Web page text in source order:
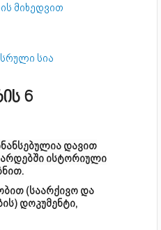
მიხედვით
სია
6
დავით
ისტორიული
(საარქივო და
დოკუმენტი,